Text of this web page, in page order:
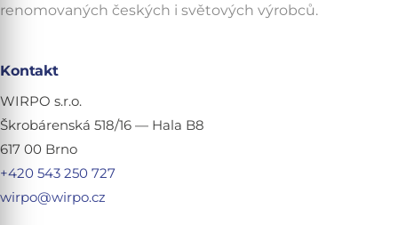
renomovaných českých i světových výrobců.
Kontakt
WIRPO s.r.o.
Škrobárenská 518/16 — Hala B8
617 00 Brno
+420 543 250 727
wirpo@wirpo.cz